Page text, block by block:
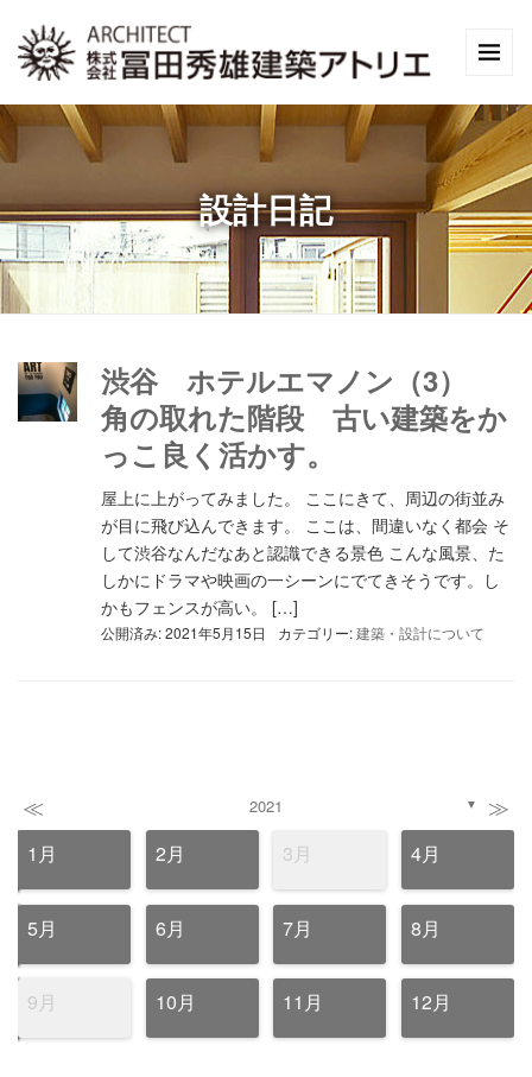
設計日記
渋谷 ホテルエマノン（3）
角の取れた階段 古い建築をか
っこ良く活かす。
屋上に上がってみました。 ここにきて、周辺の街並み
が目に飛び込んできます。 ここは、間違いなく都会 そ
して渋谷なんだなあと認識できる景色 こんな風景、た
しかにドラマや映画の一シーンにでてきそうです。し
かもフェンスが高い。 […]
公開済み: 2021年5月15日 カテゴリー:建築・設計について
≪ 2021 ▼ ≫
1月 2月 3月 4月
5月 6月 7月 8月
9月 10月 11月 12月